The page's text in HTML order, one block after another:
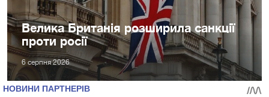
Велика Британія розширила санкції
проти росії
6 серпня 2026